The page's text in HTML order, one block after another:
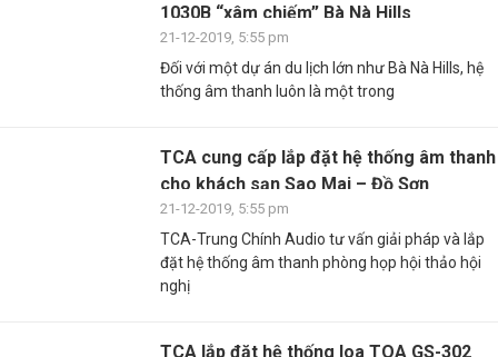
1030B “xâm chiếm” Bà Nà Hills
21-12-2019, 5:55 pm
Đối với một dự án du lịch lớn như Bà Nà Hills, hệ
thống âm thanh luôn là một trong
TCA cung cấp lắp đặt hệ thống âm thanh
cho khách sạn Sao Mai – Đồ Sơn
21-12-2019, 5:55 pm
TCA-Trung Chính Audio tư vấn giải pháp và lắp
đặt hệ thống âm thanh phòng họp hội thảo hội
nghị
TCA lắp đặt hệ thống loa TOA GS-302